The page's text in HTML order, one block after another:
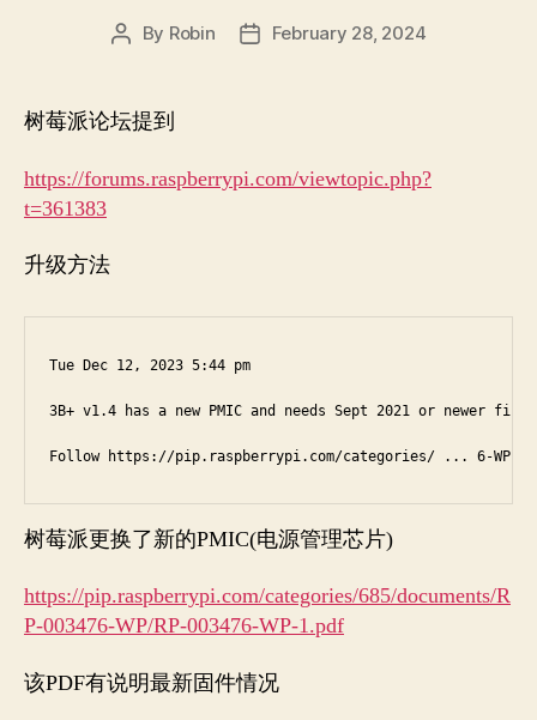
Post
By Robin
PostFebruary 28, 2024
树莓派论坛提到
https://forums.raspberrypi.com/viewtopic.php?
t=361383
升级方法
Tue Dec 12, 2023 5:44 pm
3B+ v1.4 has a new PMIC and needs Sept 2021 or newer
Follow https://pip.raspberrypi.com/categories/ ... 6-WP-
树莓派更换了新的PMIC(电源管理芯片)
https://pip.raspberrypi.com/categories/685/documents/R
P-003476-WP/RP-003476-WP-1.pdf
该PDF有说明最新固件情况